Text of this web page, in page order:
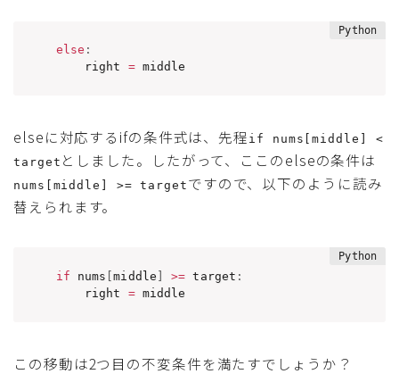
else :
    right
= middle
elseに対応するifの条件式は、先程 if nums[middle] <
target としました。したがって、ここのelseの条件は
nums[middle] >= target ですので、以下のように読み
替えられます。
if nums [middle >= target :
    right
= middle
この移動は2つ目の不変条件を満たすでしょうか？